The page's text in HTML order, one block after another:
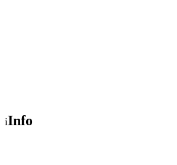
Info